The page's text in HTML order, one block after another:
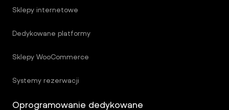
Sklepy internetowe
Dedykowane platformy
Sklepy WooCommerce
Systemy rezerwacji
Oprogramowanie dedykowane